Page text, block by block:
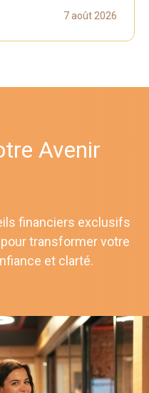
7 août 2026
Avenir
financiers exclusifs
transformer votre
et clarté.